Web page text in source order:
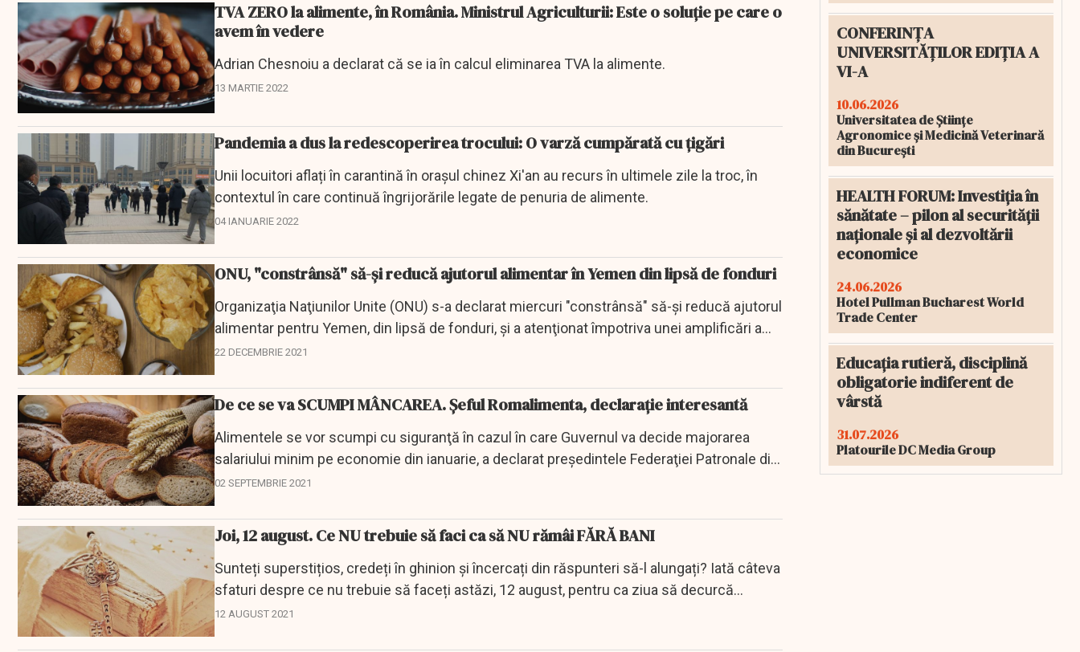
TVA ZERO la alimente, în România. Ministrul Agriculturii: Este o soluție pe care o
avem în vedere
Adrian Chesnoiu a declarat că se ia în calcul eliminarea TVA la alimente.
13 MARTIE 2022
Pandemia a dus la redescoperirea trocului: O varză cumpărată cu țigări
Unii locuitori aflați în carantină în orașul chinez Xi'an au recurs în ultimele zile la troc, în
contextul în care continuă îngrijorările legate de penuria de alimente.
04 IANUARIE 2022
ONU, "constrânsă" să-şi reducă ajutorul alimentar în Yemen din lipsă de fonduri
Organizaţia Naţiunilor Unite (ONU) s-a declarat miercuri "constrânsă" să-şi reducă ajutorul
alimentar pentru Yemen, din lipsă de fonduri, şi a atenţionat împotriva unei amplificări a...
22 DECEMBRIE 2021
De ce se va SCUMPI MÂNCAREA. Șeful Romalimenta, declarație interesantă
Alimentele se vor scumpi cu siguranţă în cazul în care Guvernul va decide majorarea
salariului minim pe economie din ianuarie, a declarat preşedintele Federaţiei Patronale din
Industria...
02 SEPTEMBRIE 2021
Joi, 12 august. Ce NU trebuie să faci ca să NU rămâi FĂRĂ BANI
Sunteți superstițios, credeți în ghinion și încercați din răspunteri să-l alungați? Iată câteva
sfaturi despre ce nu trebuie să faceți astăzi, 12 august, pentru ca ziua să decurcă...
12 AUGUST 2021
CONFERINȚA
UNIVERSITĂȚILOR EDIȚIA A
VI-A
10.06.2026
Universitatea de Științe
Agronomice și Medicină Veterinară
din București
HEALTH FORUM: Investiția în
sănătate – pilon al securității
naționale și al dezvoltării
economice
24.06.2026
Hotel Pullman Bucharest World
Trade Center
Educația rutieră, disciplină
obligatorie indiferent de
vârstă
31.07.2026
Platourile DC Media Group